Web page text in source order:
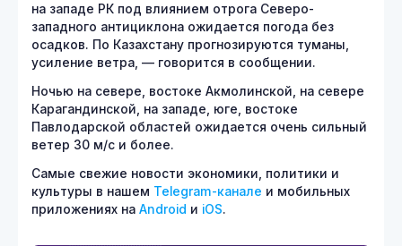
на западе РК под влиянием отрога Северо-
западного антициклона ожидается погода без
осадков. По Казахстану прогнозируются туманы,
усиление ветра, — говорится в сообщении.
Ночью на севере, востоке Акмолинской, на севере
Карагандинской, на западе, юге, востоке
Павлодарской областей ожидается очень сильный
ветер 30 м/с и более.
Самые свежие новости экономики, политики и
культуры в нашем Telegram-канале и мобильных
приложениях на Android и iOS.